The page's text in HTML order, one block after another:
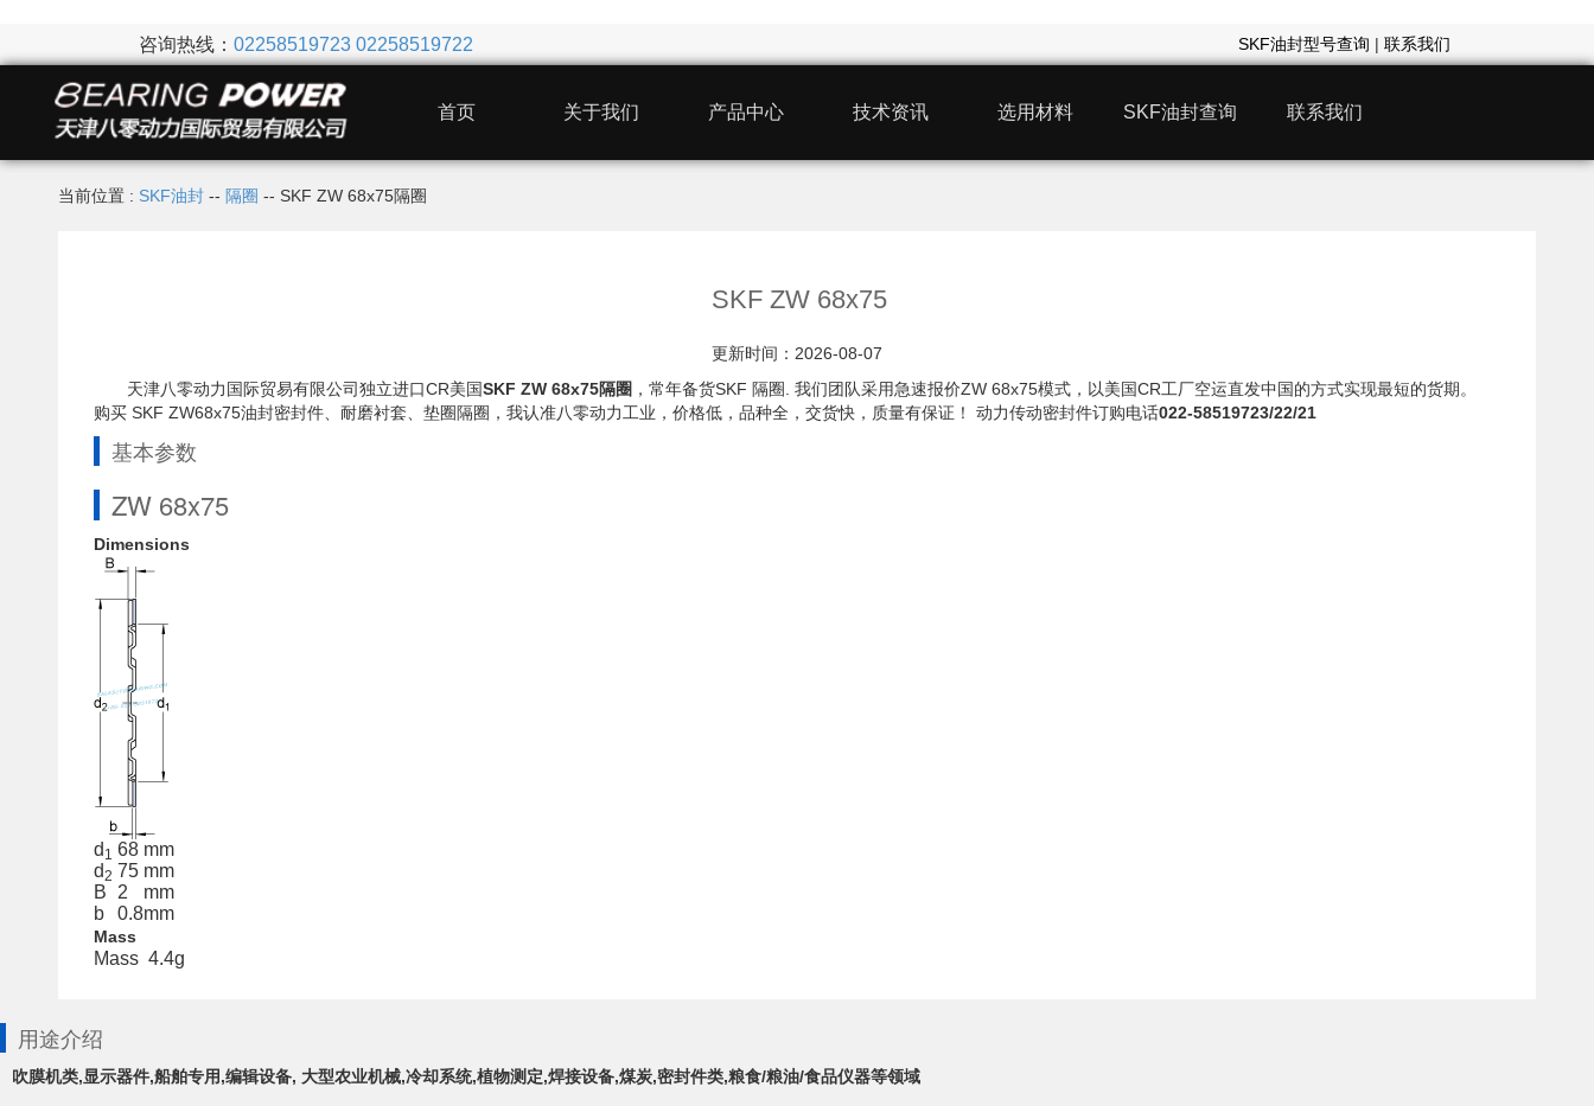
咨询热线： 02258519723 02258519722 SKF油封型号查询 |联系我们
首页 关于我们 产品中心 技术资讯 选用材料 SKF油封查询 联系我们
当前位置 : SKF油封-- 隔圈 -- SKF ZW 68x75隔圈
SKF ZW 68x75
更新时间：2026-08-07
天津八零动力国际贸易有限公司独立进口CR美国SKF ZW 68x75隔圈 ，常年备货SKF 隔圈. 我们团队采用急速报价ZW 68x75模式，以美国CR工厂空运直发中国的方式实现最短的货期。
购买 SKF ZW68x75油封密封件、耐磨衬套、垫圈隔圈，我认准八零动力工业，价格低，品种全，交货快，质量有保证！ 动力传动密封件订购电话022-58519723/22/21
基本参数
ZW 68x75
Dimensions
d 1 68 mm
d2 75 mm
B
2
mm
b
0.8mm
Mass
Mass 4.4g
用途介绍
吹膜机类,显示器件,船舶专用,编辑设备, 大型农业机械,冷却系统,植物测定,焊接设备,煤炭,密封件类,粮食/粮油/食品仪器等领域